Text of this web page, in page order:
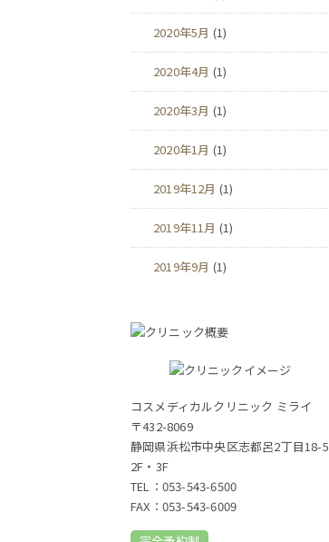
2020年5月 (1)
2020年4月 (1)
2020年3月 (1)
2020年1月 (1)
2019年12月 (1)
2019年11月 (1)
2019年9月 (1)
コスメディカルクリニック ミライ
〒432-8069
静岡県浜松市中央区志都呂2丁目18-5
2F・3F
TEL： 053-543-6500
FAX：053-543-6009